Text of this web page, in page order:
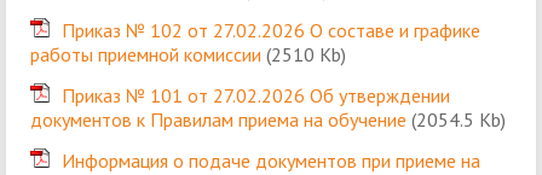
Приказ № 102 от 27.02.2026 О составе и графике
работы приемной комиссии (2510 Kb)
Приказ № 101 от 27.02.2026 Об утверждении
документов к Правилам приема на обучение (2054.5 Kb)
Информация о подаче документов при приеме на